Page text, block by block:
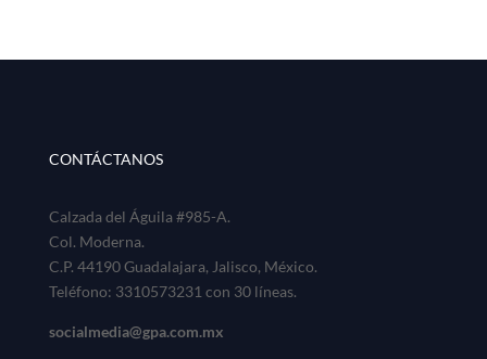
CONTÁCTANOS
Calzada del Águila #985-A.
Col. Moderna.
C.P. 44190 Guadalajara, Jalisco, México.
Teléfono: 3310573231 con 30 líneas.
socialmedia@gpa.com.mx